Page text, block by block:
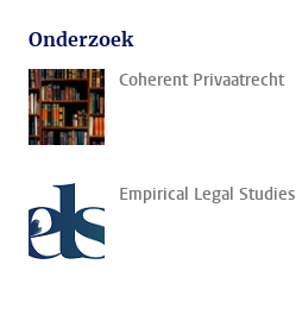
Onderzoek
Coherent Privaatrecht
Empirical Legal Studies